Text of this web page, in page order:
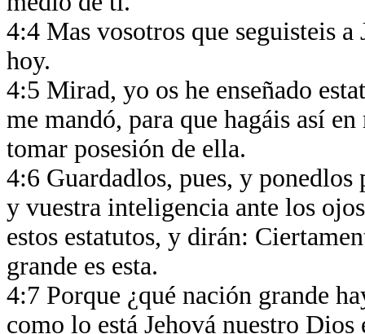
4:4 Mas vosotros que seguisteis
hoy.
4:5 Mirad, yo os he enseñado
me mandó, para que hagáis así
tomar posesión de ella.
4:6 Guardadlos, pues, y ponedlos
y vuestra inteligencia ante los
estos estatutos, y dirán:
grande es esta.
4:7 Porque ¿qué nación grande
como lo está Jehová nuestro